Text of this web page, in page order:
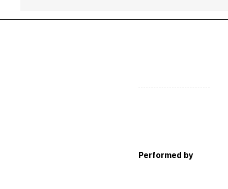
Performed by